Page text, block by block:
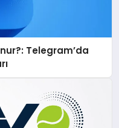
Telegram’da